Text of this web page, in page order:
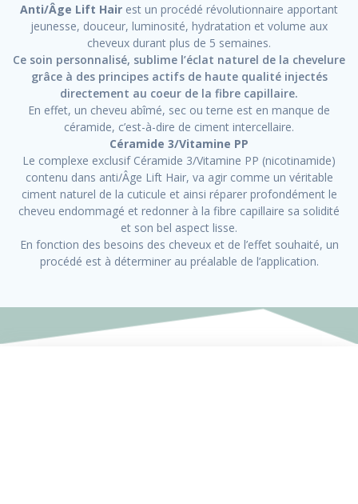
Anti/Âge Lift Hair est un procédé révolutionnaire apportant
jeunesse, douceur, luminosité, hydratation et volume aux
cheveux durant plus de 5 semaines.
Ce soin personnalisé, sublime l’éclat naturel de la chevelure
grâce à des principes actifs de haute qualité injectés
directement au coeur de la fibre capillaire.
En effet, un cheveu abîmé, sec ou terne est en manque de
céramide, c’est-à-dire de ciment intercellaire.
Céramide 3/Vitamine PP
Le complexe exclusif Céramide 3/Vitamine PP (nicotinamide)
contenu dans anti/Âge Lift Hair, va agir comme un véritable
ciment naturel de la cuticule et ainsi réparer profondément le
cheveu endommagé et redonner à la fibre capillaire sa solidité
et son bel aspect lisse.
En fonction des besoins des cheveux et de l’effet souhaité, un
procédé est à déterminer au préalable de l’application.